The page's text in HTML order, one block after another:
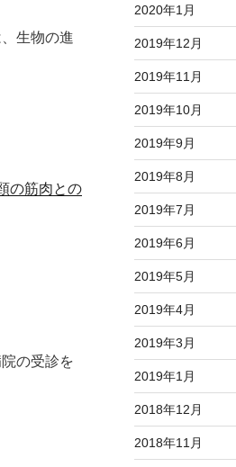
生物の進
の筋肉との
の受診を
2020年1月
2019年12月
2019年11月
2019年10月
2019年9月
2019年8月
2019年7月
2019年6月
2019年5月
2019年4月
2019年3月
2019年1月
2018年12月
2018年11月